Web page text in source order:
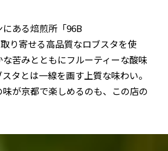
ある焙煎所「96B
り寄せる高品質なロブスタを使
苦みとともにフルーティーな酸味
タとは一線を画す上質な味わい。
が京都で楽しめるのも、この店の